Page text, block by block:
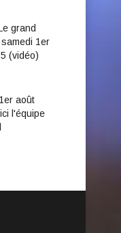
grand
1er
(vidéo)
août
l'équipe